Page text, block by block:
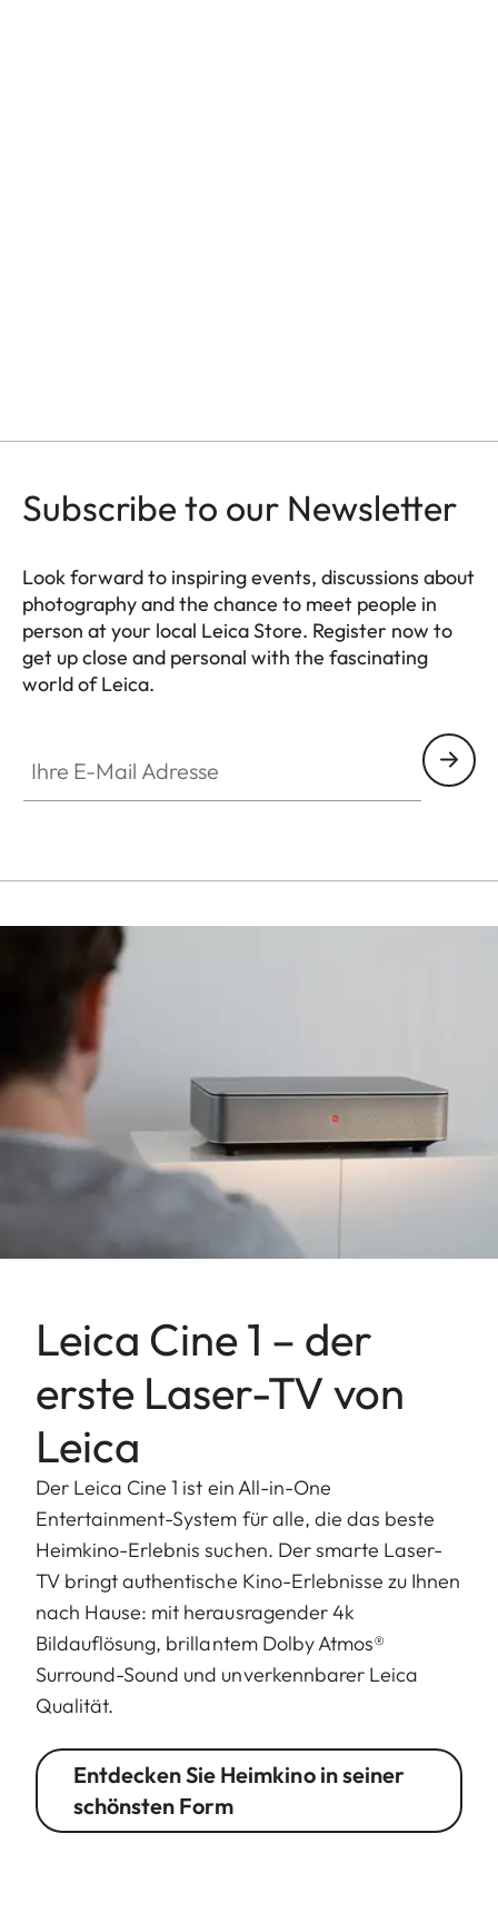
Subscribe to our Newsletter
Look forward to inspiring events, discussions about
photography and the chance to meet people in
person at your local Leica Store. Register now to
get up close and personal with the fascinating
world of Leica.
Leica Cine 1 – der
erste Laser-TV von
Leica
Der Leica Cine 1 ist ein All-in-One
Entertainment-System für alle, die das beste
Heimkino-Erlebnis suchen. Der smarte Laser-
TV bringt authentische Kino-Erlebnisse zu Ihnen
nach Hause: mit herausragender 4k
Bildauflösung, brillantem Dolby Atmos®
Surround-Sound und unverkennbarer Leica
Qualität.
Entdecken Sie Heimkino in seiner
schönsten Form